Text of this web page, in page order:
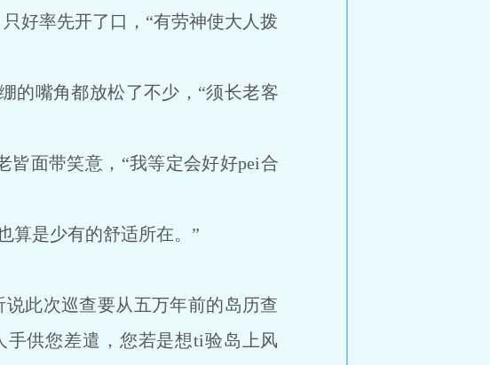
好率先开了口，“有劳神使大人拨
嘴角都放松了不少，“须长老客
面带笑意，“我等定会好好pei合
是少有的舒适所在。”
此次巡查要从五万年前的岛历查
供您差遣，您若是想ti验岛上风